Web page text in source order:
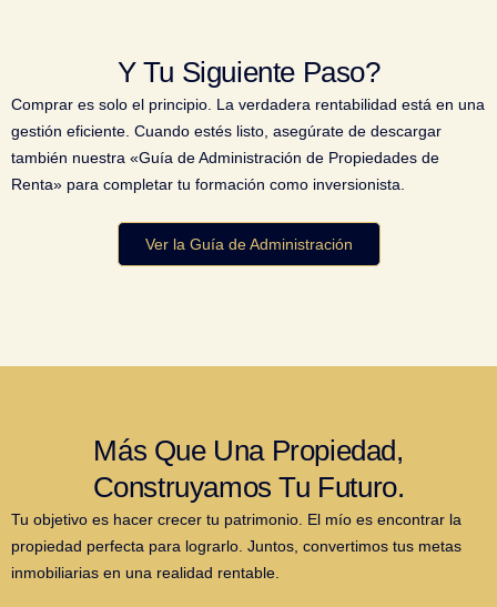
Y Tu Siguiente Paso?
Comprar es solo el principio. La verdadera rentabilidad está en una
gestión eficiente. Cuando estés listo, asegúrate de descargar
también nuestra «Guía de Administración de Propiedades de
Renta» para completar tu formación como inversionista.
Ver la Guía de Administración
Más Que Una Propiedad,
Construyamos Tu Futuro.
Tu objetivo es hacer crecer tu patrimonio. El mío es encontrar la
propiedad perfecta para lograrlo. Juntos, convertimos tus metas
inmobiliarias en una realidad rentable.